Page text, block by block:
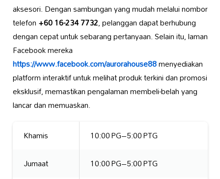
aksesori. Dengan sambungan yang mudah melalui nombor
telefon+60 16-234 7732, pelanggan dapat berhubung
dengan cepat untuk sebarang pertanyaan. Selain itu, laman
Facebook mereka
https://www.facebook.com/aurorahouse88menyediakan
platform interaktif untuk melihat produk terkini dan promosi
eksklusif, memastikan pengalaman membeli-belah yang
lancar dan memuaskan.
Khamis
10:00 PG–5:00 PTG
Jumaat
10:00 PG–5:00 PTG